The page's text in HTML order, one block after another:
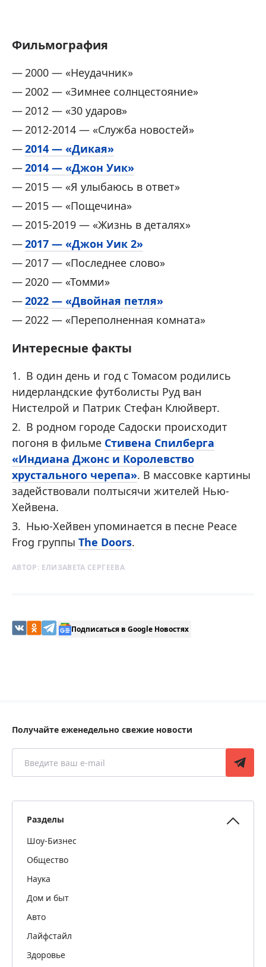
Фильмография
2000 — «Неудачник»
2002 — «Зимнее солнцестояние»
2012 — «30 ударов»
2012-2014 — «Служба новостей»
2014 — «Дикая»
2014 — «Джон Уик»
2015 — «Я улыбаюсь в ответ»
2015 — «Пощечина»
2015-2019 — «Жизнь в деталях»
2017 — «Джон Уик 2»
2017 — «Последнее слово»
2020 — «Томми»
2022 — «Двойная петля»
2022 — «Переполненная комната»
Интересные факты
В один день и год с Томасом родились
нидерландские футболисты Руд ван
Нистелрой и Патрик Стефан Клюйверт.
В родном городе Садоски происходит
погоня в фильме Стивена Спилберга
«Индиана Джонс и Королевство
хрустального черепа». В массовке картины
задействовали полтысячи жителей Нью-
Хейвена.
Нью-Хейвен упоминается в песне Peace
Frog группы The Doors.
АВТОР: ЕЛИЗАВЕТА СЕРГЕЕВА
Подписаться в Google Новостях
Получайте еженедельно свежие новости
Разделы
Шоу-Бизнес
Общество
Наука
Дом и быт
Авто
Лайфстайл
Здоровье